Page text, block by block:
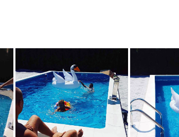
Bazen u apartmanima
Rada
Bazen u